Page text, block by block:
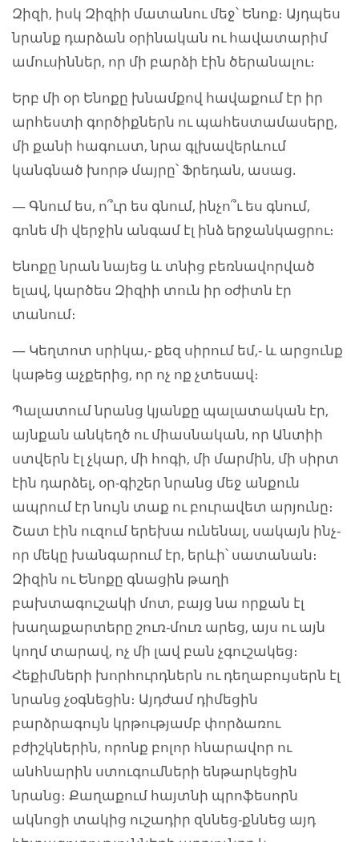
Զիզի, իսկ Զիզիի մատանու մեջ՝ Ենոք։ Այդպես
նրանք դարձան օրինական ու հավատարիմ
ամուսիններ, որ մի բարձի էին ծերանալու։
Երբ մի օր Ենոքը խնամքով հավաքում էր իր
արհեստի գործիքներն ու պահեստամասերը,
մի քանի հագուստ, նրա գլխավերևում
կանգնած խորթ մայրը՝ Ֆրեդան, ասաց.
— Գնում ես, ո՞ւր ես գնում, ինչո՞ւ ես գնում,
գոնե մի վերջին անգամ էլ ինձ երջանկացրու։
Ենոքը նրան նայեց և տնից բեռնավորված
ելավ, կարծես Զիզիի տուն իր օժիտն էր
տանում։
— Կեղտոտ սրիկա,- քեզ սիրում եմ,- և արցունք
կաթեց աչքերից, որ ոչ ոք չտեսավ։
Պալատում նրանց կյանքը պալատական էր,
այնքան անկեղծ ու միասնական, որ Անտիի
ստվերն էլ չկար, մի հոգի, մի մարմին, մի սիրտ
էին դարձել, օր-գիշեր նրանց մեջ անքուն
ապրում էր նույն տաք ու բուրավետ արյունը։
Շատ էին ուզում երեխա ունենալ, սակայն ինչ-
որ մեկը խանգարում էր, երևի՝ սատանան։
Զիզին ու Ենոքը գնացին թաղի
բախտագուշակի մոտ, բայց նա որքան էլ
խաղաքարտերը շուռ-մուռ արեց, այս ու այն
կողմ տարավ, ոչ մի լավ բան չգուշակեց։
Հեքիմների խորհուրդներն ու դեղաբույսերն էլ
նրանց չօգնեցին։ Այդժամ դիմեցին
բարձրագույն կրթությամբ փորձառու
բժիշկներին, որոնք բոլոր հնարավոր ու
անհնարին ստուգումների ենթարկեցին
նրանց։ Քաղաքում հայտնի պրոֆեսորն
ակնոցի տակից ուշադիր զննեց-քննեց այդ